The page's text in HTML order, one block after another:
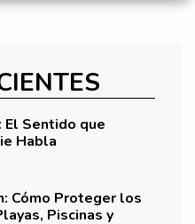
El Sentido que
Habla
Cómo Proteger los
Piscinas y